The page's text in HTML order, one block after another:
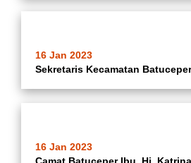
16 Jan 2023
16 Jan 2023